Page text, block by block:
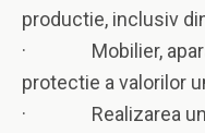
productie, inclusiv
· Mobilier,
protectie a valorilor
· Realizarea unei